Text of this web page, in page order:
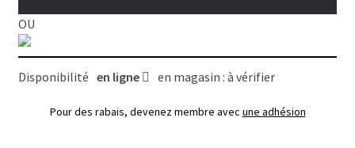
pour
animaux
Trixie,
NIV
OU
Disponibilité en ligne en magasin : à vérifier
Pour des rabais, devenez membre avec une adhésion